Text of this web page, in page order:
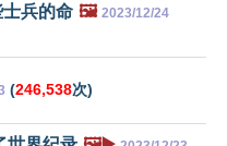
兵的命 🖼️ 2023/12/24
(246,538次)